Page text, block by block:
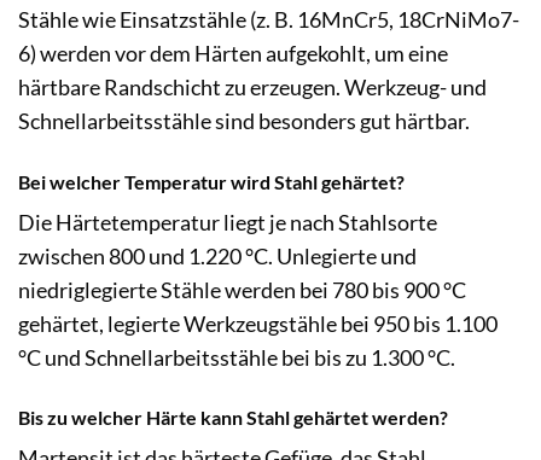
Stähle wie Einsatzstähle (z. B. 16MnCr5, 18CrNiMo7-
6) werden vor dem Härten aufgekohlt, um eine
härtbare Randschicht zu erzeugen. Werkzeug- und
Schnellarbeitsstähle sind besonders gut härtbar.
Bei welcher Temperatur wird Stahl gehärtet?
Die Härtetemperatur liegt je nach Stahlsorte
zwischen 800 und 1.220 °C. Unlegierte und
niedriglegierte Stähle werden bei 780 bis 900 °C
gehärtet, legierte Werkzeugstähle bei 950 bis 1.100
°C und Schnellarbeitsstähle bei bis zu 1.300 °C.
Bis zu welcher Härte kann Stahl gehärtet werden?